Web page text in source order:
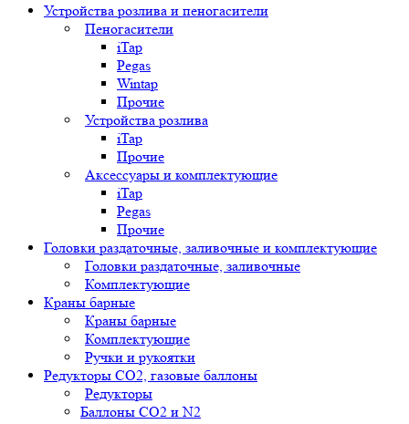
Устройства розлива и пеногасители
Пеногасители
iTap
Pegas
Wintap
Прочие
Устройства розлива
iTap
Прочие
Аксессуары и комплектующие
iTap
Pegas
Прочие
Головки раздаточные, заливочные и комплектующие
Головки раздаточные, заливочные
Комплектующие
Краны барные
Краны барные
Комплектующие
Ручки и рукоятки
Редукторы СО2, газовые баллоны
Редукторы
Баллоны СО2 и N2